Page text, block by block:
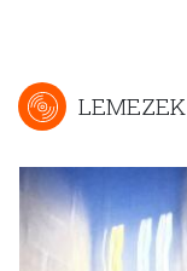
LEMEZEK